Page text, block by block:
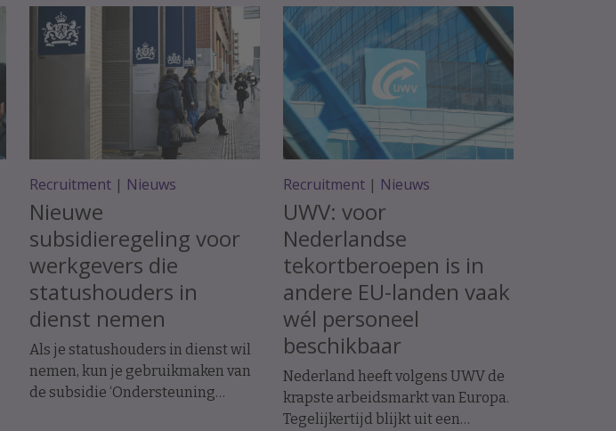
Recruitment | Nieuws
Nieuwe
subsidieregeling voor
werkgevers die
statushouders in
dienst nemen
Als je statushouders in dienst wil
nemen, kun je gebruikmaken van
de subsidie ‘Ondersteuning
Recruitment | Nieuws
UWV: voor
Nederlandse
tekortberoepen is in
andere EU-landen vaak
wél personeel
beschikbaar
Nederland heeft volgens UWV de
krapste arbeidsmarkt van Europa.
Tegelijkertijd blijkt uit een